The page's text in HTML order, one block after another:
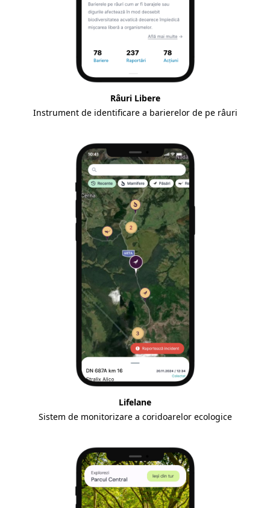
Râuri Libere
Instrument de identificare a barierelor de pe râuri
Lifelane
Sistem de monitorizare a coridoarelor ecologice